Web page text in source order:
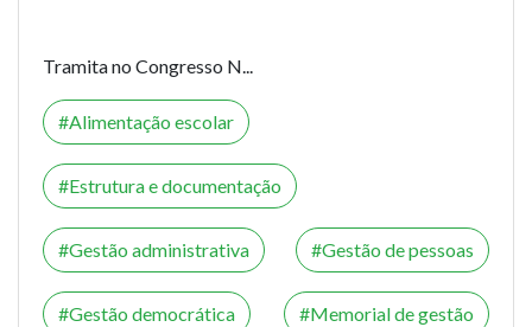
Tramita no Congresso N...
Alimentação escolar
Estrutura e documentação
Gestão administrativa Gestão de pessoas
Gestão democrática Memorial de gestão